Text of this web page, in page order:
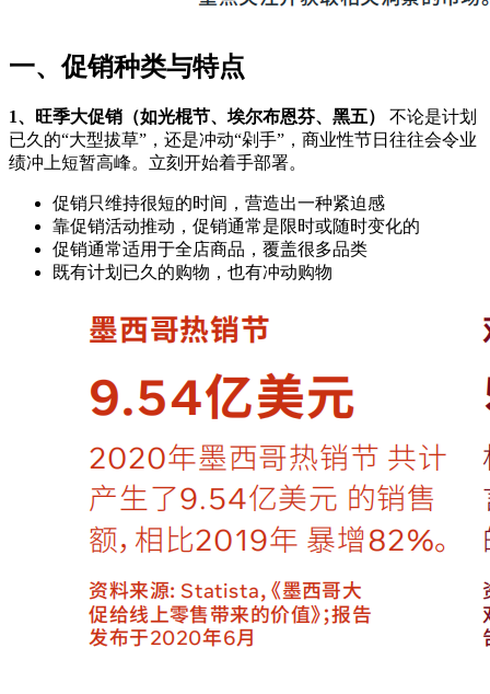
一、促销种类与特点
1、旺季大促销（如光棍节、埃尔布恩芬、黑五）
不论是计划
已久的“大型拔草”，还是冲动“剁手”，商业性节日往往会令业
绩冲上短暂高峰。立刻开始着手部署。
促销只维持很短的时间，营造出一种紧迫感
靠促销活动推动，促销通常是限时或随时变化的
促销通常适用于全店商品，覆盖很多品类
既有计划已久的购物，也有冲动购物